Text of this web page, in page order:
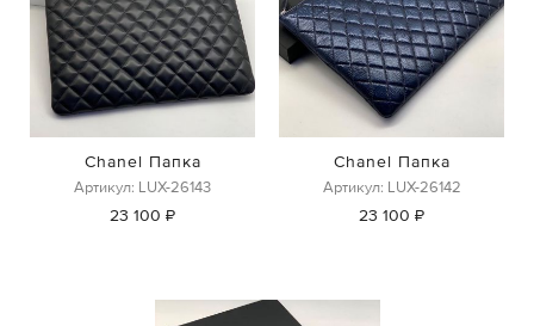
Chanel Папка
Артикул: LUX-26143
23 100 ₽
Chanel Папка
Артикул: LUX-26142
23 100 ₽